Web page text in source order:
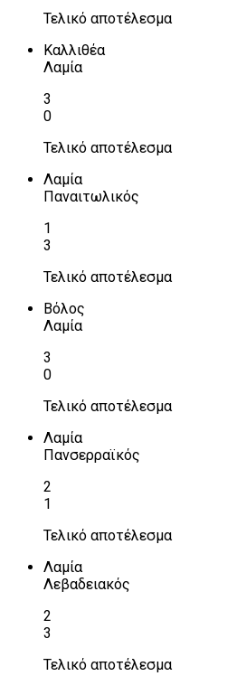
Τελικό αποτέλεσμα
Καλλιθέα
Λαμία
3
0
Τελικό αποτέλεσμα
Λαμία
Παναιτωλικός
1
3
Τελικό αποτέλεσμα
Βόλος
Λαμία
3
0
Τελικό αποτέλεσμα
Λαμία
Πανσερραϊκός
2
1
Τελικό αποτέλεσμα
Λαμία
Λεβαδειακός
2
3
Τελικό αποτέλεσμα